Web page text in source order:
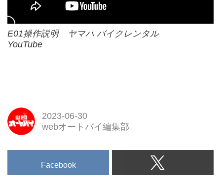
E01操作説明 ヤマハ バイクレンタル
YouTube
2023-06-30
webオートバイ編集部
Facebook